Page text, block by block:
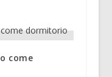
come